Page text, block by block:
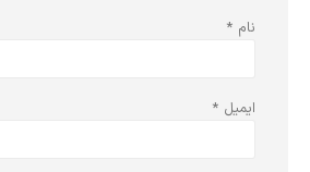
نام *
ایمیل *